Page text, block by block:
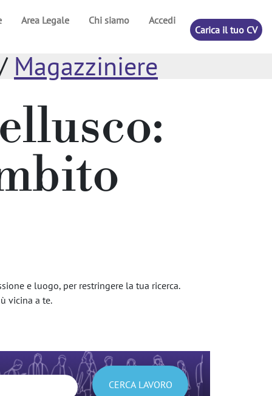
Area Legale Chi siamo Accedi
Carica il tuo CV
Magazziniere
e luogo, per restringere la tua ricerca.
vicina a te.
CERCA LAVORO